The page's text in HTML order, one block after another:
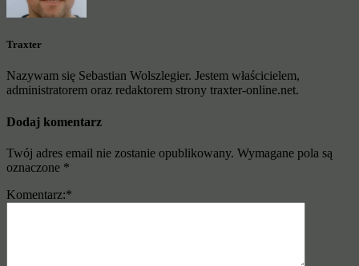
Traxter
Nazywam się Sebastian Wolszlegier. Jestem właścicielem,
administratorem oraz redaktorem strony traxter-online.net.
Dodaj komentarz
Twój adres email nie zostanie opublikowany. Wymagane pola są
oznaczone *
Komentarz:*